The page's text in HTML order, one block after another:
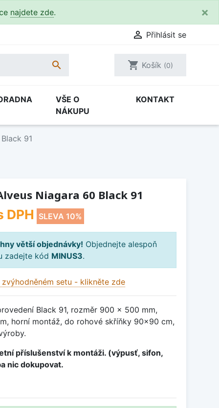
najdete zde. ×
 Přihlásit se
 shopping_cart Košík (0)
VŠE O
NÁKUPU
KONTAKT
91
Niagara 60 Black 91
DPH SLEVA 10%
větší objednávky! Objednejte alespoň
zadejte kód MINUS3.
setu - klikněte zde
Black 91, rozměr 900 x 500 mm,
horní montáž, do rohové skříňky 90x90 cm,
příslušenství k montáži. (výpusť, sifon,
nic dokupovat.